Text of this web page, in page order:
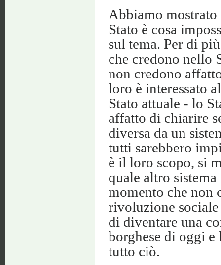
Abbiamo
Stato è cosa
sul tema. Per di
che credono nello
non credono
loro è interessato
Stato attuale - lo
affatto di chiarire
diversa da un
tutti sarebbero
è il loro scopo, si
quale altro
momento che non
rivoluzione
di diventare una
borghese di oggi
tutto ciò.